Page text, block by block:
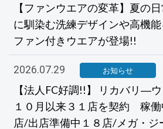
【ファンウエアの変革】夏の
に馴染む洗練デザインや高機
ファン付きウエアが登場!!
2026.07.29 お知らせ
【法人FC好調!!】 リカバリ―
１０月以来３１店を契約 稼働
店/出店準備中１８店/メガ・ジ